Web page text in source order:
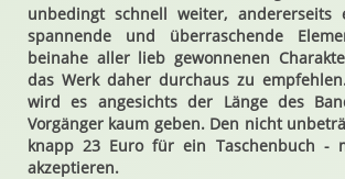
unbedingt schnell weiter, andererseits
spannende und überraschende
beinahe aller lieb gewonnenen
das Werk daher durchaus zu
wird es angesichts der Länge des
Vorgänger kaum geben. Den nicht
knapp 23 Euro für ein Taschenbuch -
akzeptieren.